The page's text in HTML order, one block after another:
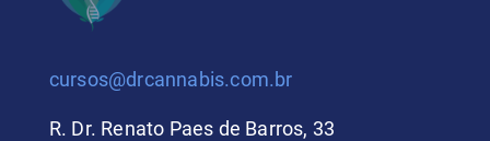
cursos@drcannabis.com.br
R. Dr. Renato Paes de Barros, 33